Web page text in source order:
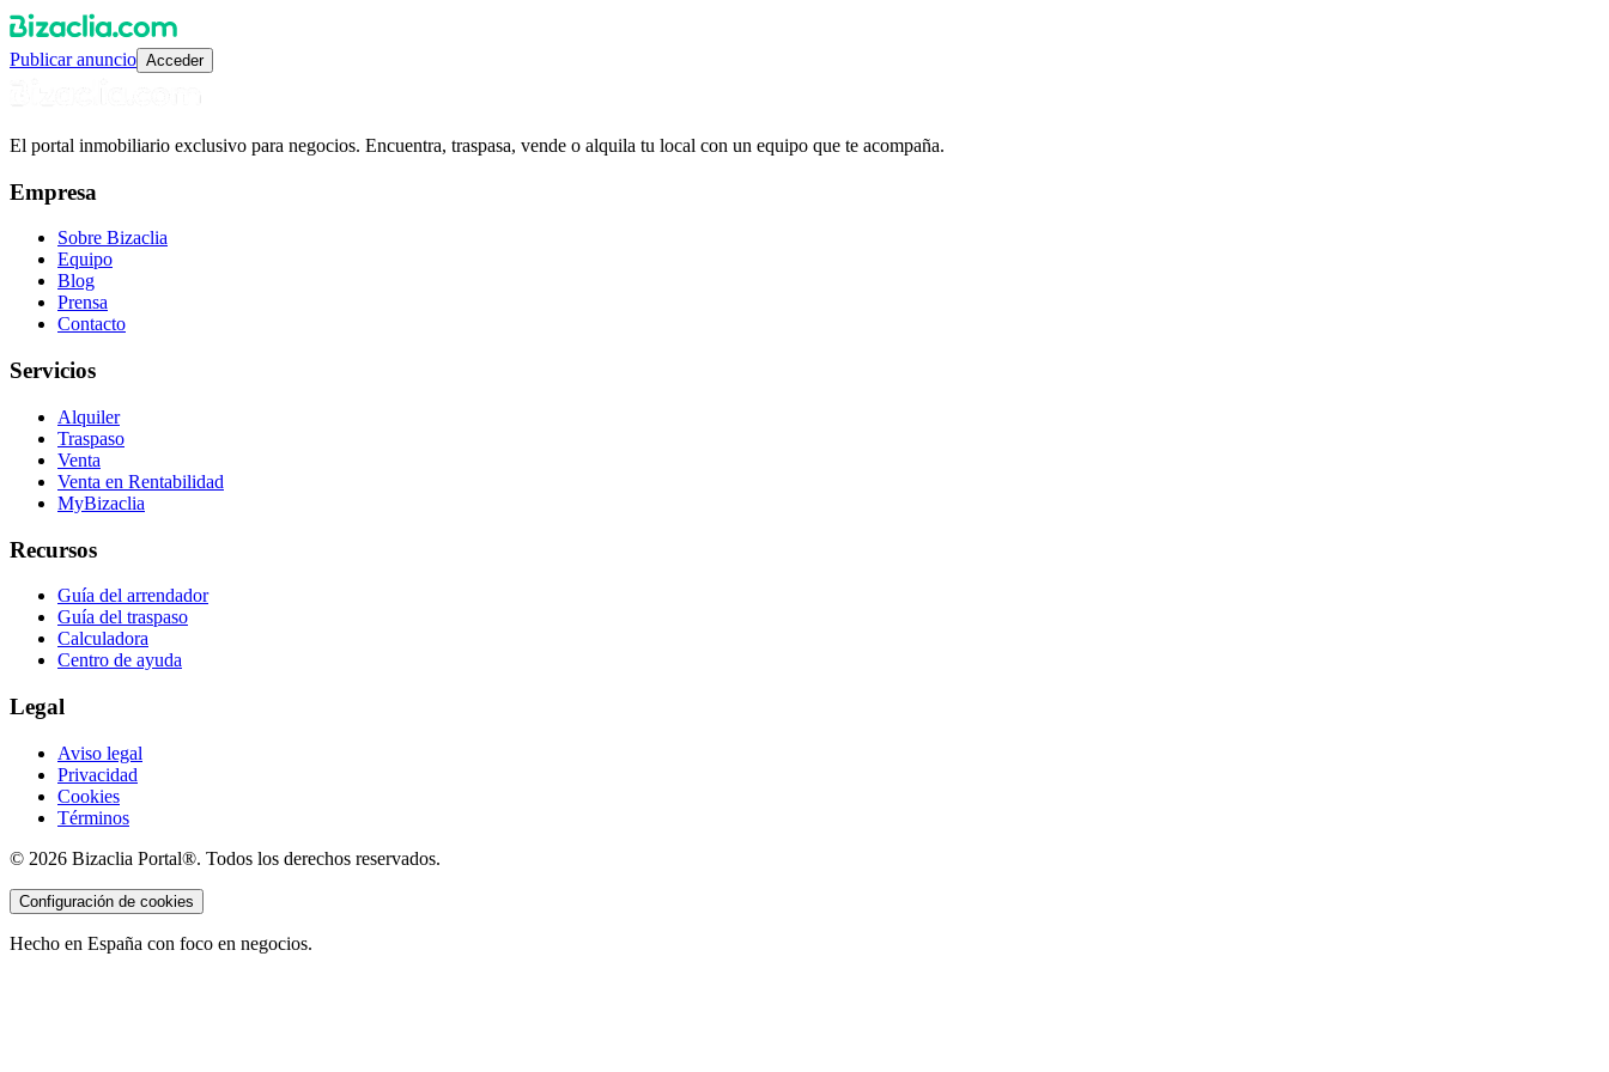
Publicar anuncio Acceder
El portal inmobiliario exclusivo para negocios. Encuentra, traspasa, vende o alquila tu local con un equipo que te acompaña.
Empresa
Sobre Bizaclia
Equipo
Blog
Prensa
Contacto
Servicios
Alquiler
Traspaso
Venta
Venta en Rentabilidad
MyBizaclia
Recursos
Guía del arrendador
Guía del traspaso
Calculadora
Centro de ayuda
Legal
Aviso legal
Privacidad
Cookies
Términos
© 2026 Bizaclia Portal®. Todos los derechos reservados.
Configuración de cookies
Hecho en España con foco en negocios.